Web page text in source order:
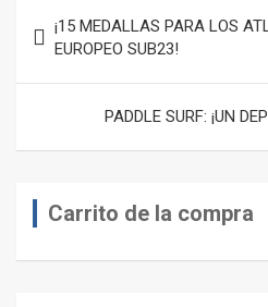
de
entradas
¡15 MEDALLAS PARA LOS
EUROPEO SUB23!
PADDLE SURF: ¡UN
Carrito de la compra